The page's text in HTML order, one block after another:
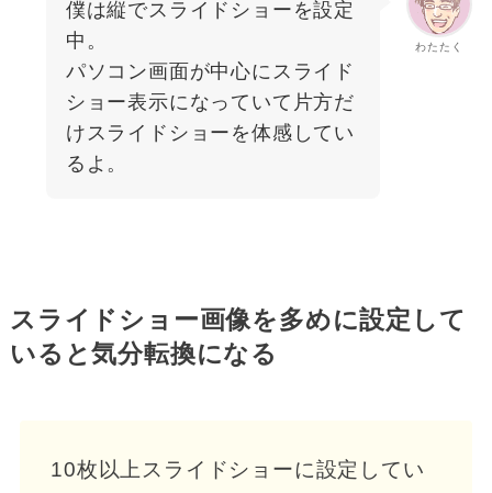
わたたく
僕は縦でスライドショーを設定
中。
パソコン画面が中心にスライド
ショー表示になっていて片方だ
けスライドショーを体感してい
るよ。
スライドショー画像を多めに設定して
いると気分転換になる
10枚以上スライドショーに設定してい